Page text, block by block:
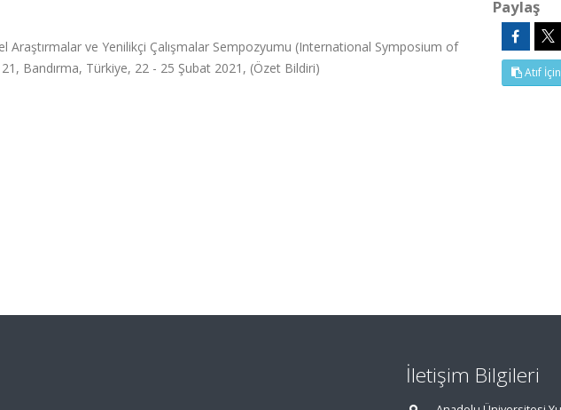
Araştırmalar ve Yenilikçi Çalışmalar Sempozyumu (International Symposium of
Bandırma, Türkiye, 22 - 25 Şubat 2021, (Özet Bildiri)
Paylaş
Atıf
İletişim Bilgileri